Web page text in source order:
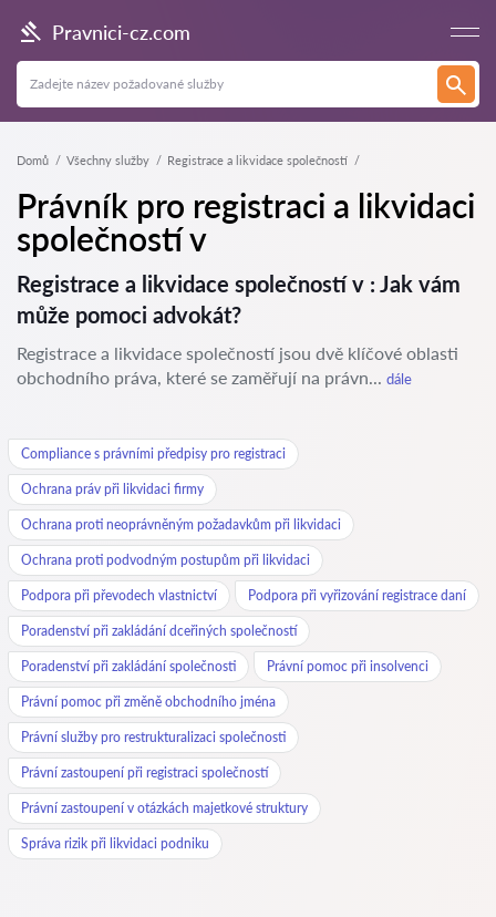
Pravnici-cz.com
Domů Všechny služby Registrace a likvidace společností
Právník pro registraci a likvidaci
společností v
Registrace a likvidace společností v : Jak vám
může pomoci advokát?
Registrace a likvidace společností jsou dvě klíčové oblasti
obchodního práva, které se zaměřují na právn... dále
Compliance s právními předpisy pro registraci
Ochrana práv při likvidaci firmy
Ochrana proti neoprávněným požadavkům při likvidaci
Ochrana proti podvodným postupům při likvidaci
Podpora při převodech vlastnictví Podpora při vyřizování registrace daní
Poradenství při zakládání dceřiných společností
Poradenství při zakládání společnosti Právní pomoc při insolvenci
Právní pomoc při změně obchodního jména
Právní služby pro restrukturalizaci společnosti
Právní zastoupení při registraci společností
Právní zastoupení v otázkách majetkové struktury
Správa rizik při likvidaci podniku